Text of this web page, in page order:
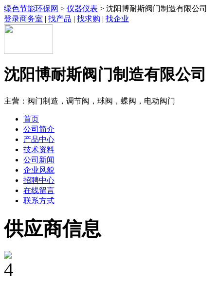
绿色节能环保网 > 仪器仪表 > 沈阳博耐斯阀门制造有限公司
登录商务室 | 找产品 | 找求购 | 找企业
沈阳博耐斯阀门制造有限公司
主营：阀门制造，调节阀，球阀，蝶阀，电动阀门
首页
公司简介
产品中心
技术资料
公司新闻
企业风貌
招聘中心
在线留言
联系方式
供应商信息
4